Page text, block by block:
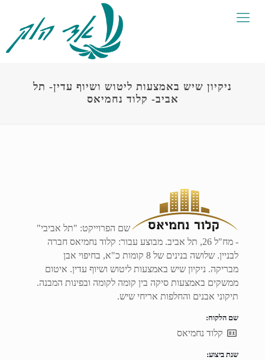
ניקיון שיש באמצעות ליטוש ושיוף עדין- תל
אביב- קלוד נחמיאס
שם הפרוייקט: "תל אביבי"
- מח"ל 26, תל אביב. מבוצע עבור: קלוד נחמיאס חברה
לבניין. שלושה בנינים של 8 קומות כ"א, בחיפוי אבן
מבריקה. ניקיון שיש באמצעות ליטוש ושיוף עדין. איטום
ממשקים באמצעות סיקה בין קומה לקומה ובפינות המבנה.
תיקוני אבנים והחלפות אריחי שיש.
שם הלקוח:
קלוד נחמיאס
שנת ביצוע: